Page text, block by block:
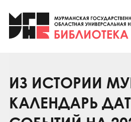
Клуб «Гиря и
Клуб «Семейный
Коллегам
Контакты
ИЗ ИСТОРИИ
КАЛЕНДАРЬ